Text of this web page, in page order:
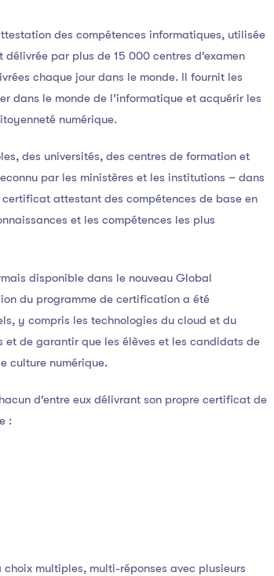
des compétences informatiques, utilisée
par plus de 15 000 centres d’examen
chaque jour dans le monde. Il fournit les
dans le monde de l’informatique et acquérir les
numérique.
des universités, des centres de formation et
par les ministères et les institutions – dans
attestant des compétences de base en
et les compétences les plus
disponible dans le nouveau Global
du programme de certification a été
y compris les technologies du cloud et du
et de garantir que les élèves et les candidats de
culture numérique.
d’entre eux délivrant son propre certificat de
:
choix multiples, multi-réponses avec plusieurs